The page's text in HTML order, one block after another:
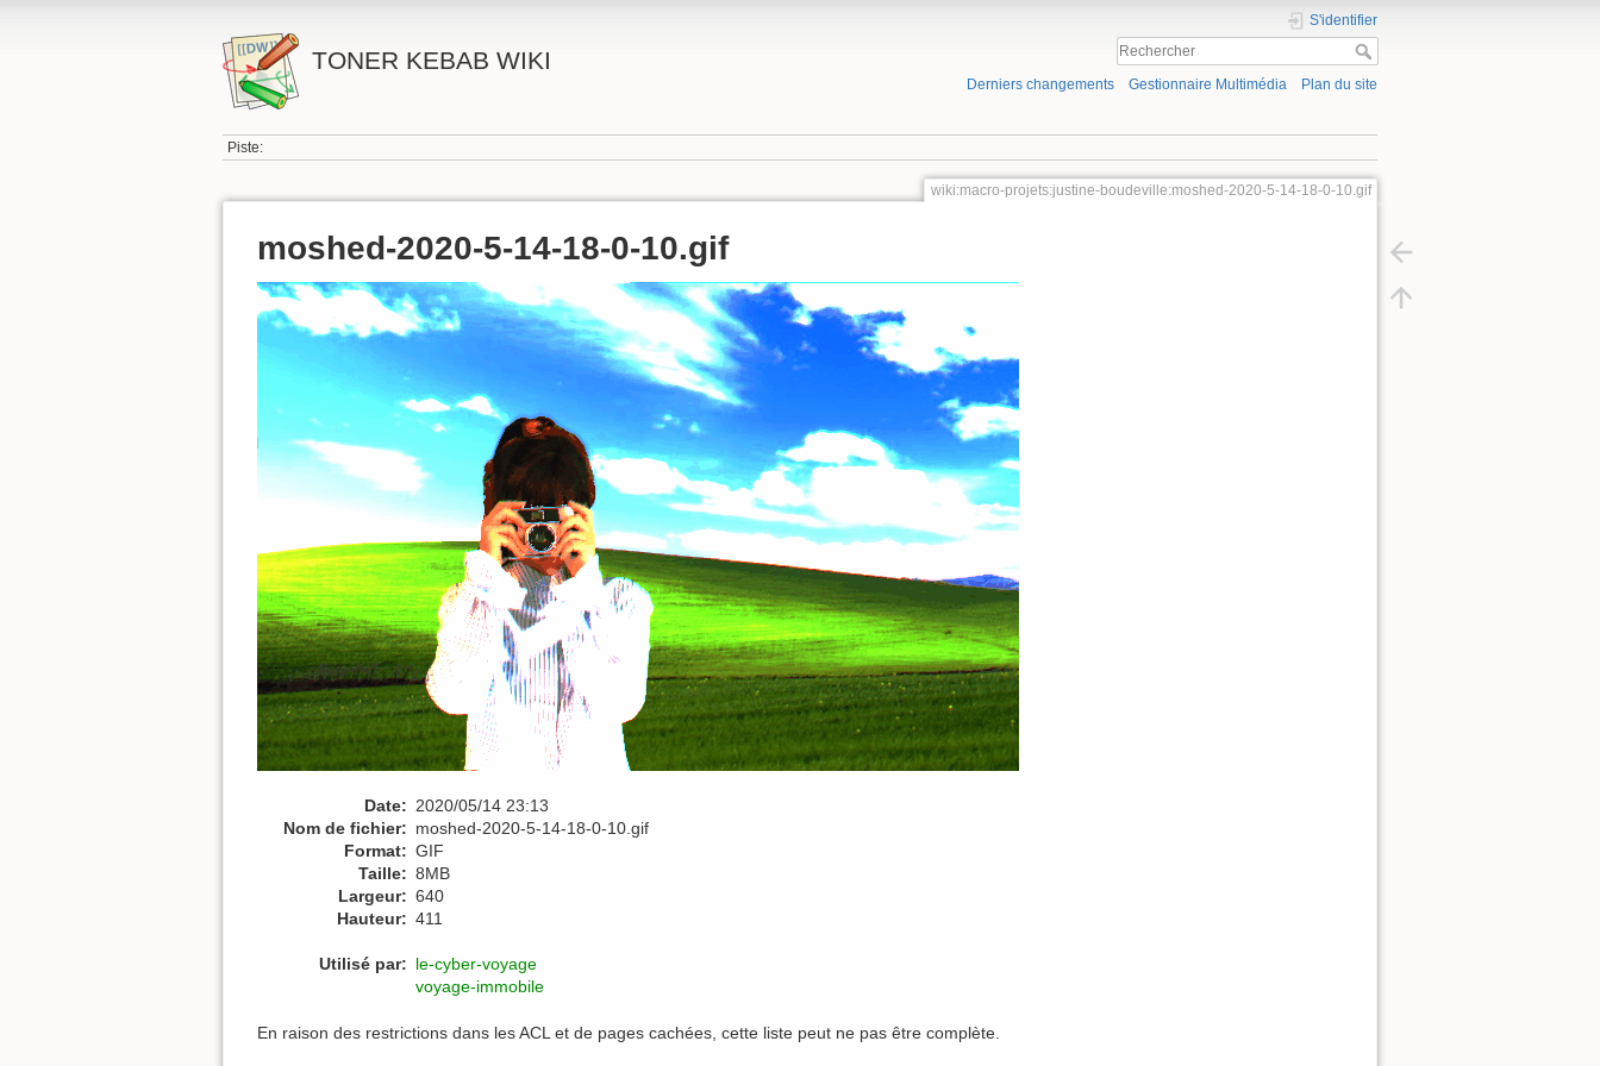
TONER KEBAB WIKI
S'identifier
Derniers changements Gestionnaire Multimédia Plan du site
Piste:
wiki:macro-projets:justine-boudeville:moshed-2020-5-14-18-0-10.gif
moshed-2020-5-14-18-0-10.gif
Date: 2020/05/14 23:13
Nom de fichier: moshed-2020-5-14-18-0-10.gif
Format: GIF
Taille: 8MB
Largeur: 640
Hauteur: 411
Utilisé par: le-cyber-voyage
voyage-immobile
En raison des restrictions dans les ACL et de pages cachées, cette liste peut ne pas être complète.